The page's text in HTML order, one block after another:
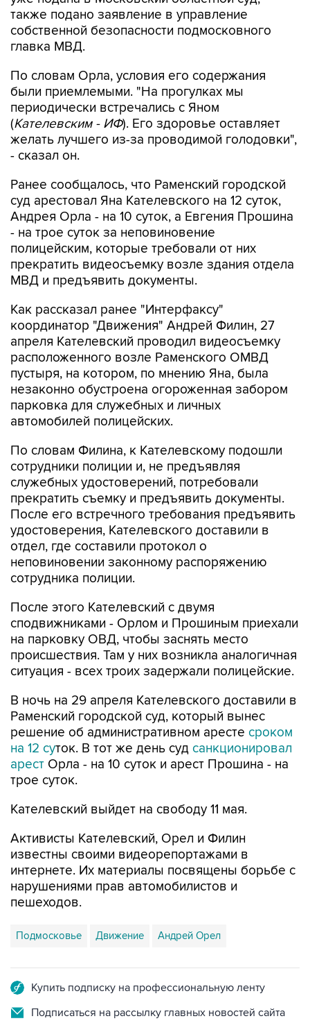
также подано заявление в управление
собственной безопасности подмосковного
главка МВД.
По словам Орла, условия его содержания
были приемлемыми. "На прогулках мы
периодически встречались с Яном
(Кателевским - ИФ). Его здоровье оставляет
желать лучшего из-за проводимой голодовки",
- сказал он.
Ранее сообщалось, что Раменский городской
суд арестовал Яна Кателевского на 12 суток,
Андрея Орла - на 10 суток, а Евгения Прошина
- на трое суток за неповиновение
полицейским, которые требовали от них
прекратить видеосъемку возле здания отдела
МВД и предъявить документы.
Как рассказал ранее "Интерфаксу"
координатор "Движения" Андрей Филин, 27
апреля Кателевский проводил видеосъемку
расположенного возле Раменского ОМВД
пустыря, на котором, по мнению Яна, была
незаконно обустроена огороженная забором
парковка для служебных и личных
автомобилей полицейских.
По словам Филина, к Кателевскому подошли
сотрудники полиции и, не предъявляя
служебных удостоверений, потребовали
прекратить съемку и предъявить документы.
После его встречного требования предъявить
удостоверения, Кателевского доставили в
отдел, где составили протокол о
неповиновении законному распоряжению
сотрудника полиции.
После этого Кателевский с двумя
сподвижниками - Орлом и Прошиным приехали
на парковку ОВД, чтобы заснять место
происшествия. Там у них возникла аналогичная
ситуация - всех троих задержали полицейские.
В ночь на 29 апреля Кателевского доставили в
Раменский городской суд, который вынес
решение об административном аресте сроком
на 12 суток. В тот же день суд санкционировал
арест Орла - на 10 суток и арест Прошина - на
трое суток.
Кателевский выйдет на свободу 11 мая.
Активисты Кателевский, Орел и Филин
известны своими видеорепортажами в
интернете. Их материалы посвящены борьбе с
нарушениями прав автомобилистов и
пешеходов.
Подмосковье Движение Андрей Орел
Купить подписку на профессиональную ленту
Подписаться на рассылку главных новостей сайта